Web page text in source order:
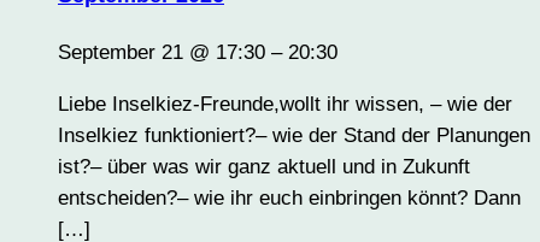
September 21 @ 17:30 – 20:30
Liebe Inselkiez-Freunde,wollt ihr wissen, – wie der
Inselkiez funktioniert?– wie der Stand der Planungen
ist?– über was wir ganz aktuell und in Zukunft
entscheiden?– wie ihr euch einbringen könnt? Dann
[…]